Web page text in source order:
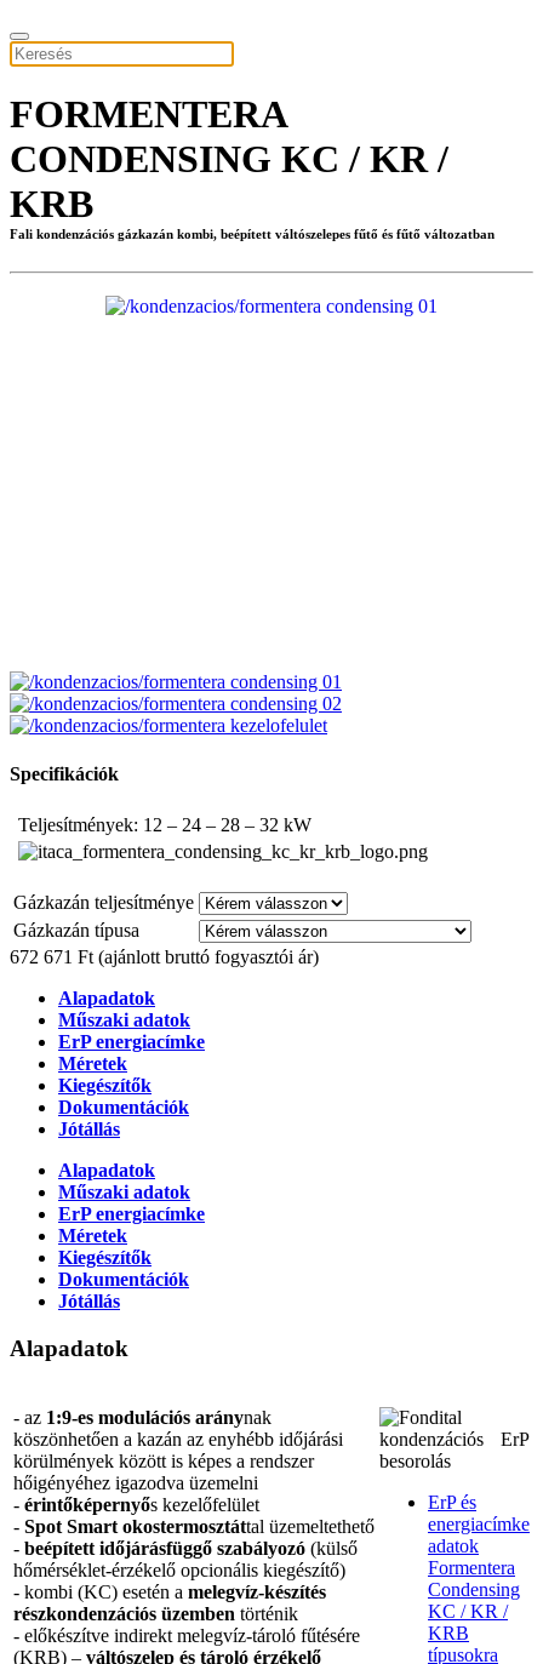
FORMENTERA
CONDENSING KC / KR /
KRB
Fali kondenzációs gázkazán kombi, beépített váltószelepes fűtő és fűtő változatban
Specifikációk
Teljesítmények: 12 – 24 – 28 – 32 kW
Gázkazán teljesítménye
Gázkazán típusa
672 671 Ft (ajánlott bruttó fogyasztói ár)
Alapadatok
Műszaki adatok
ErP energiacímke
Méretek
Kiegészítők
Dokumentációk
Jótállás
Alapadatok
Műszaki adatok
ErP energiacímke
Méretek
Kiegészítők
Dokumentációk
Jótállás
Alapadatok
- az 1:9-es modulációs aránynak
köszönhetően a kazán az enyhébb időjárási
körülmények között is képes a rendszer
hőigényéhez igazodva üzemelni
- érintőképernyős kezelőfelület
- Spot Smart okostermosztáttal üzemeltethető
- beépített időjárásfüggő szabályozó (külső
hőmérséklet-érzékelő opcionális kiegészítő)
- kombi (KC) esetén a melegvíz-készítés
részkondenzációs üzemben történik
- előkészítve indirekt melegvíz-tároló fűtésére
(KRB) – váltószelep és tároló érzékelő
ErP és
energiacímke
adatok
Formentera
Condensing
KC / KR /
KRB
típusokra